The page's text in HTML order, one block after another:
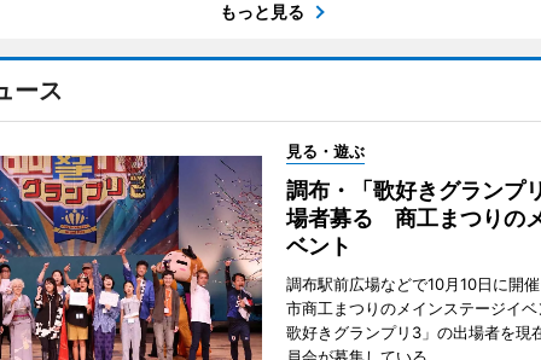
もっと見る
ース
見る・遊ぶ
調布・「歌好きグランプ
場者募る 商工まつりの
ベント
調布駅前広場などで10月10日に開
市商工まつりのメインステージイ
歌好きグランプリ3」の出場者を現